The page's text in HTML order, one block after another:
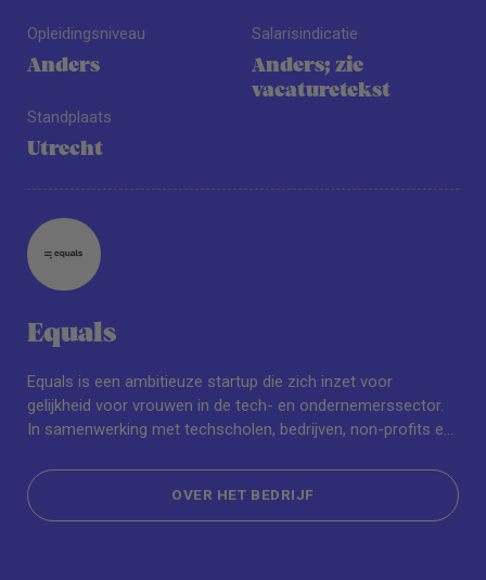
Opleidingsniveau
Anders
Standplaats
Utrecht
Salarisindicatie
Anders; zie
vacaturetekst
Equals
Equals is een ambitieuze startup die zich inzet voor
gelijkheid voor vrouwen in de tech- en ondernemerssector.
In samenwerking met techscholen, bedrijven, non-profits en
doel? Een gelijkwaardige samenleving!
OVER HET BEDRIJF